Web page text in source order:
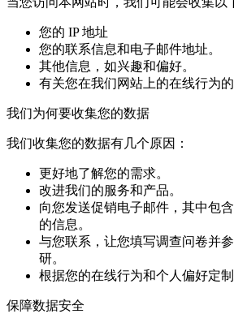
您的 IP 地址
您的联系信息和电子邮件地址。
其他信息，如兴趣和偏好。
有关您在我们网站上的在线行为的
我们为何要收集您的数据
我们收集您的数据有几个原因：
更好地了解您的需求。
改进我们的服务和产品。
向您发送促销电子邮件，其中包
的信息。
与您联系，让您填写调查问卷并
研。
根据您的在线行为和个人偏好定制
保障数据安全